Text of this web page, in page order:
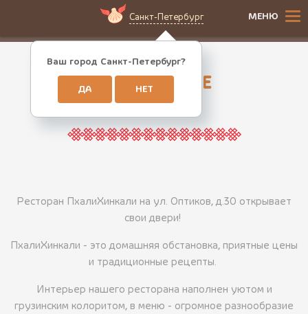
Санкт-Петербург
Ваш город Санкт-Петербург?
ДА НЕТ
МЕНЮ
О РЕСТОРАНЕ
Интерьер
Ресторан ПхалиХинкали на ул. Оптиков, д.30 открывает
свои двери!
ПхалиХинкали - это домашняя обстановка, приятные цены
и традиционные рецепты.
Интерьер нашего ресторана наполнен уютом и
грузинским колоритом, в меню - огромное разнообразие